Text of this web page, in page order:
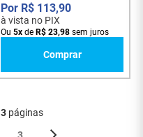
R$ 113,90
à vista no PIX
Ou 5x de R$ 23,98 sem juros
Comprar
3 páginas